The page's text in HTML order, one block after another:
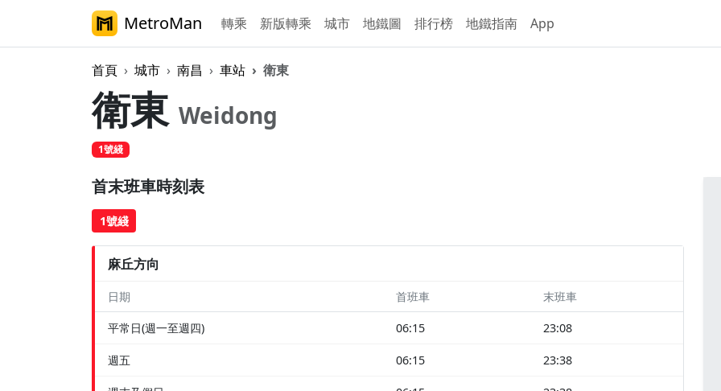
MetroMan 轉乘 新版轉乘 城市 地鐵圖 排行榜 地鐵指南 App
首頁 城市 南昌 車站 衛東
衛東 Weidong
1號綫
首末班車時刻表
1號綫
麻丘方向
日期 首班車 末班車
平常日(週一至週四) 06:15 23:08
週五 06:15 23:38